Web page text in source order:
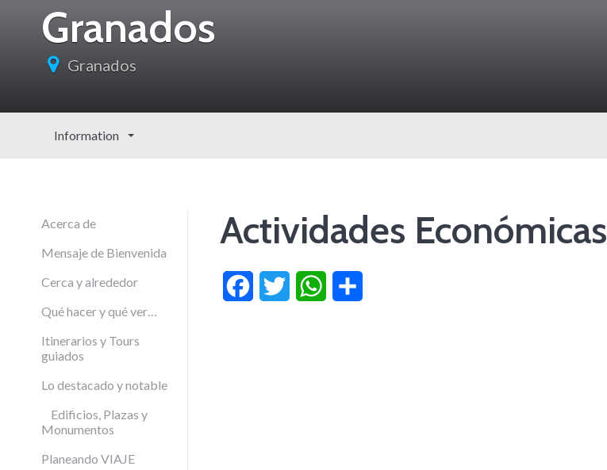
Granados
Granados
Information
Acerca de
Mensaje de Bienvenida
Cerca y alrededor
Qué hacer y qué ver…
Itinerarios y Tours
guiados
Lo destacado y notable
Edificios, Plazas y
Monumentos
Planeando VIAJE
Actividades Económicas
FacebookTwitter WhatsApp